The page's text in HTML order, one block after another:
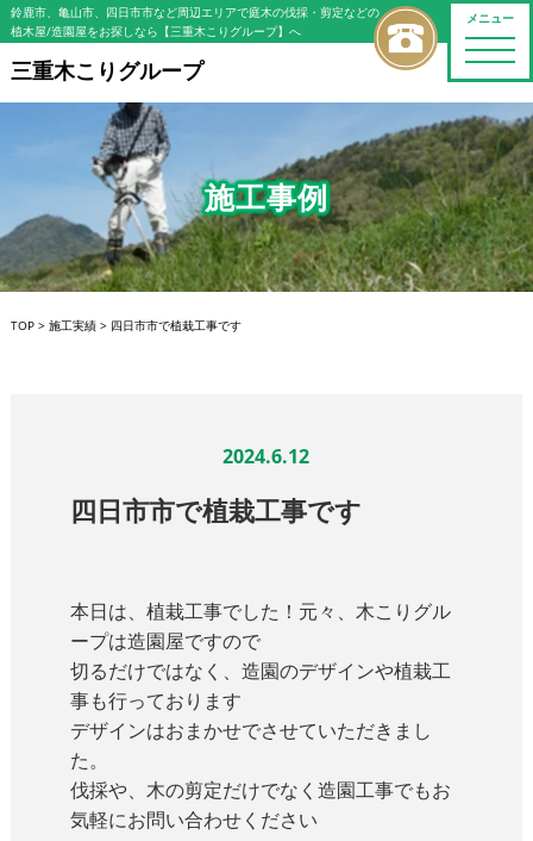
メニュー
toggle
鈴鹿市、亀山市、四日市市など周辺エリアで庭木の伐採・剪定などの
植木屋/造園屋をお探しなら【三重木こりグループ】へ
三重木こりグループ
施工事例
TOP> 施工実績> 四日市市で植栽工事です
2024.6.12
四日市市で植栽工事です
本日は、植栽工事でした！元々、木こりグル
ープは造園屋ですので
切るだけではなく、造園のデザインや植栽工
事も行っております
デザインはおまかせでさせていただきまし
た。
伐採や、木の剪定だけでなく造園工事でもお
気軽にお問い合わせください